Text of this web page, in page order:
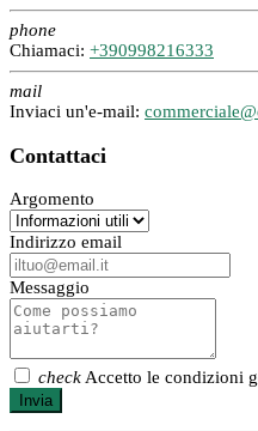
phone
Chiamaci: +390998216333
mail
Inviaci un'e-mail:
Contattaci
Argomento
Indirizzo email
Messaggio
check Accetto le condizioni